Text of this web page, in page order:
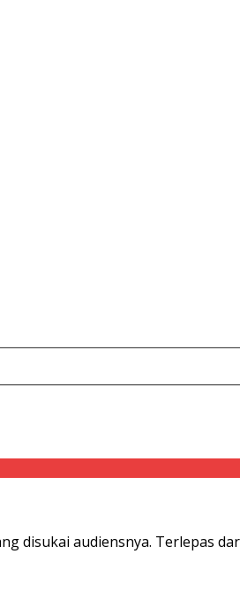
disukai audiensnya. Terlepas